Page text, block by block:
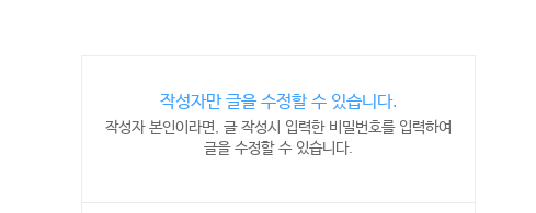
작성자만 글을 수정할 수 있습니다.
작성자 본인이라면, 글 작성시 입력한 비밀번호를 입력하여
글을 수정할 수 있습니다.